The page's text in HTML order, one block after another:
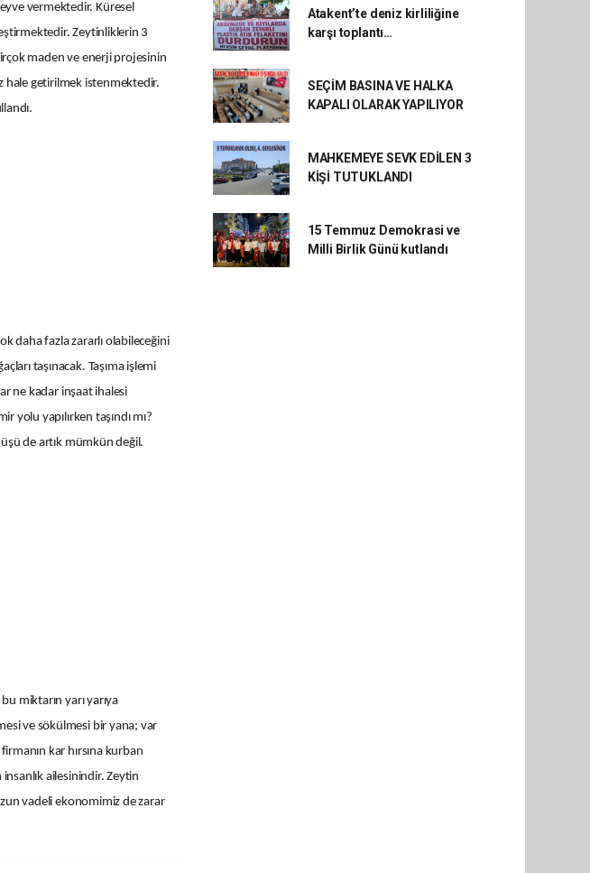
vermektedir. Küresel
Zeytinliklerin 3
maden ve enerji projesinin
hale getirilmek istenmektedir.
daha fazla zararlı olabileceğini
taşınacak. Taşıma işlemi
ne kadar inşaat ihalesi
yolu yapılırken taşındı mı?
de artık mümkün değil.
miktarın yarı yarıya
ve sökülmesi bir yana; var
kar hırsına kurban
ailesinindir. Zeytin
vadeli ekonomimiz de zarar
Atakent’te deniz kirliliğine
karşı toplantı…
SEÇİM BASINA VE HALKA
KAPALI OLARAK YAPILIYOR
MAHKEMEYE SEVK EDİLEN 3
KİŞİ TUTUKLANDI
15 Temmuz Demokrasi ve
Milli Birlik Günü kutlandı